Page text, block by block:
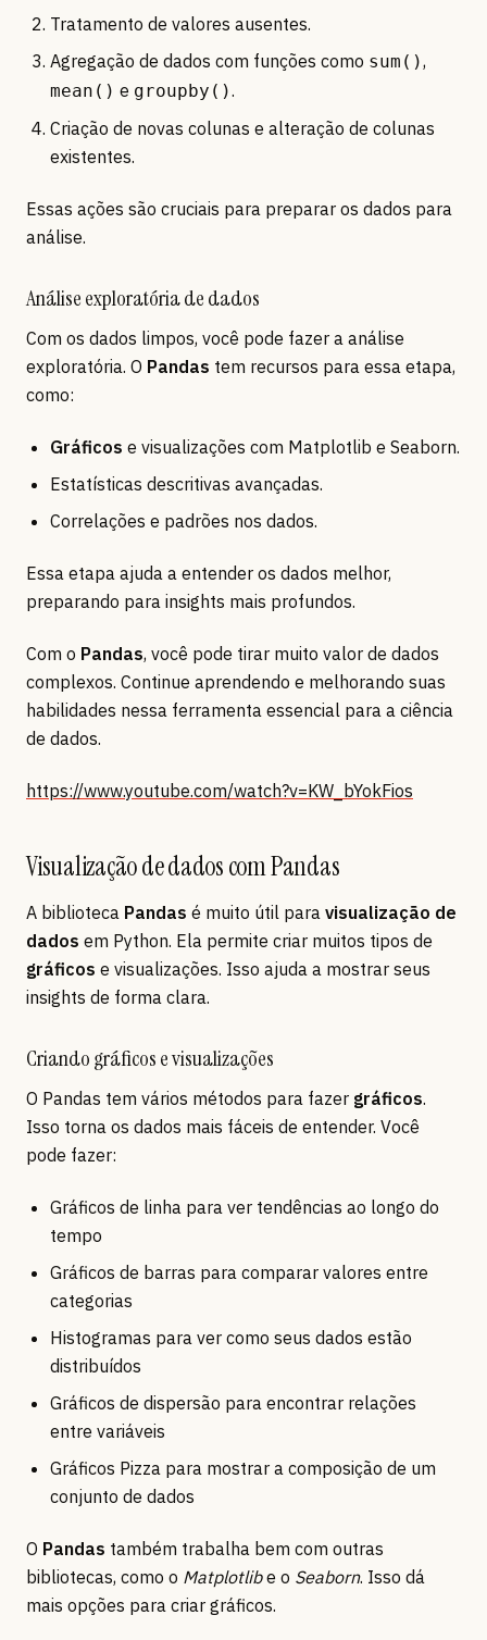
Tratamento de valores ausentes.
Agregação de dados com funções como sum(),
mean() e groupby().
Criação de novas colunas e alteração de colunas
existentes.
Essas ações são cruciais para preparar os dados para
análise.
Análise exploratória de dados
Com os dados limpos, você pode fazer a análise
exploratória. O Pandas tem recursos para essa etapa,
como:
Gráficos e visualizações com Matplotlib e Seaborn.
Estatísticas descritivas avançadas.
Correlações e padrões nos dados.
Essa etapa ajuda a entender os dados melhor,
preparando para insights mais profundos.
Com o Pandas, você pode tirar muito valor de dados
complexos. Continue aprendendo e melhorando suas
habilidades nessa ferramenta essencial para a ciência
de dados.
https://www.youtube.com/watch?v=KW_bYokFios
Visualização de dados com Pandas
A biblioteca Pandas é muito útil para visualização de
dados em Python. Ela permite criar muitos tipos de
gráficos e visualizações. Isso ajuda a mostrar seus
insights de forma clara.
Criando gráficos e visualizações
O Pandas tem vários métodos para fazer gráficos.
Isso torna os dados mais fáceis de entender. Você
pode fazer:
Gráficos de linha para ver tendências ao longo do
tempo
Gráficos de barras para comparar valores entre
categorias
Histogramas para ver como seus dados estão
distribuídos
Gráficos de dispersão para encontrar relações
entre variáveis
Gráficos Pizza para mostrar a composição de um
conjunto de dados
O Pandas também trabalha bem com outras
bibliotecas, como o Matplotlibe o Seaborn. Isso dá
mais opções para criar gráficos.